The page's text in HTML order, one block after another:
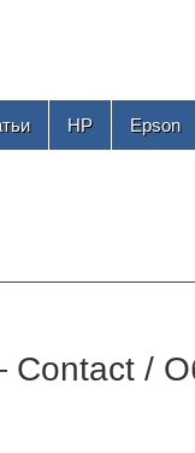
HP Epson
/